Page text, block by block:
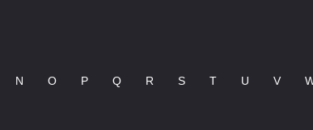
N O P Q R S T U V